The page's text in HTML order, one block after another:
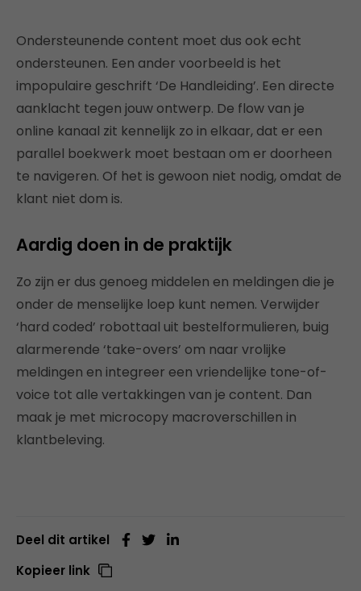
Ondersteunende content moet dus ook echt
ondersteunen. Een ander voorbeeld is het
impopulaire geschrift ‘De Handleiding’. Een directe
aanklacht tegen jouw ontwerp. De flow van je
online kanaal zit kennelijk zo in elkaar, dat er een
parallel boekwerk moet bestaan om er doorheen
te navigeren. Of het is gewoon niet nodig, omdat de
klant niet dom is.
Aardig doen in de praktijk
Zo zijn er dus genoeg middelen en meldingen die je
onder de menselijke loep kunt nemen. Verwijder
‘hard coded’ robottaal uit bestelformulieren, buig
alarmerende ‘take-overs’ om naar vrolijke
meldingen en integreer een vriendelijke tone-of-
voice tot alle vertakkingen van je content. Dan
maak je met microcopy macroverschillen in
klantbeleving.
Deel dit artikel
Kopieer link